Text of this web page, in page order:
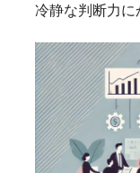
冷静な判断力に